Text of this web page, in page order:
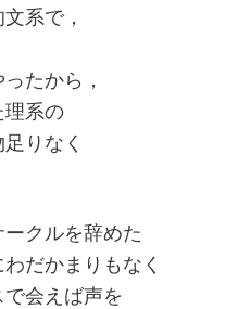
系で，
たから，
系の
りなく
クルを辞めた
だかまりもなく
会えば声を